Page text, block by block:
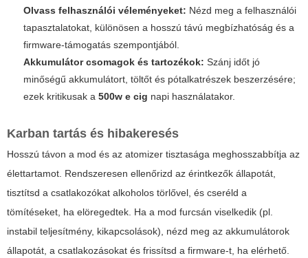
Olvass felhasználói véleményeket: Nézd meg a felhasználói
tapasztalatokat, különösen a hosszú távú megbízhatóság és a
firmware-támogatás szempontjából.
Akkumulátor csomagok és tartozékok: Szánj időt jó
minőségű akkumulátort, töltőt és pótalkatrészek beszerzésére;
ezek kritikusak a 500w e cig napi használatakor.
Karban tartás és hibakeresés
Hosszú távon a mod és az atomizer tisztasága meghosszabbítja az
élettartamot. Rendszeresen ellenőrizd az érintkezők állapotát,
tisztítsd a csatlakozókat alkoholos törlővel, és cseréld a
tömítéseket, ha elöregedtek. Ha a mod furcsán viselkedik (pl.
instabil teljesítmény, kikapcsolások), nézd meg az akkumulátorok
állapotát, a csatlakozásokat és frissítsd a firmware-t, ha elérhető.